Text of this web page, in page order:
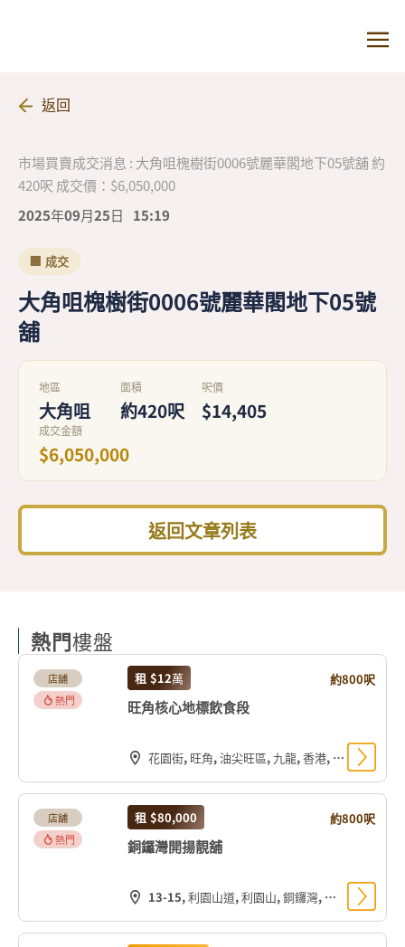
返回
市場買賣成交消息 : 大角咀槐樹街0006號麗華閣地下05號舖 約
420呎 成交價：$6,050,000
2025年09月25日
15:19
🏢 成交
大角咀槐樹街0006號麗華閣地下05號
舖
地區
大角咀
面積
約420呎
呎價
$14,405
成交金額
$6,050,000
返回文章列表
熱門樓盤
店舖
熱門
租 $12萬 約800呎
旺角核心地標飲食段
花園街, 旺角, 油尖旺區, 九龍, 香港, 中国
店舖
熱門
租 $80,000 約800呎
銅鑼灣開揚靚舖
13-15, 利園山道, 利園山, 銅鑼灣, 灣仔區, 香港島, 香港, 中国